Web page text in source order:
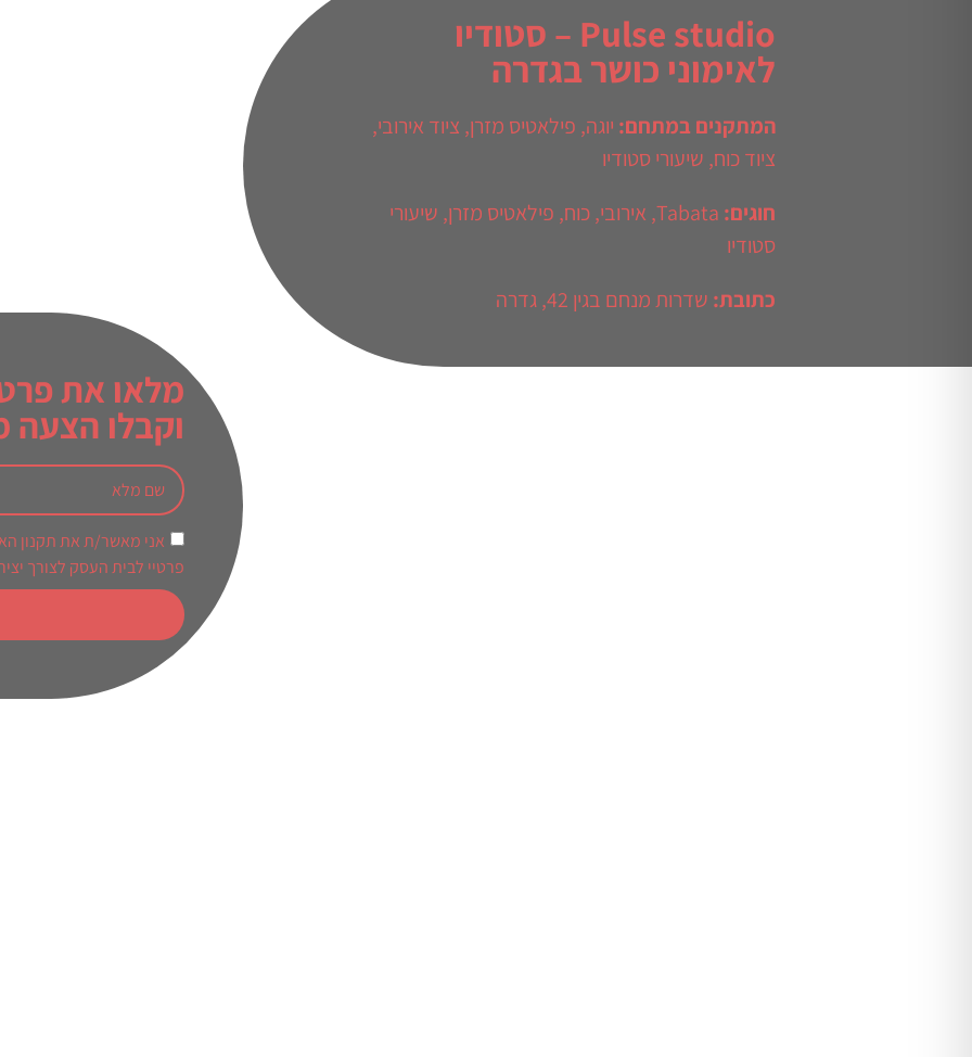
Pulse studio – סטודיו
לאימוני כושר בגדרה
המתקנים במתחם: יוגה, פילאטיס מזרן, ציוד אירובי,
ציוד כוח, שיעורי סטודיו
חוגים: Tabata
, אירובי,כוח, פילאטיס מזרן, שיעורי
סטודיו
כתובת: שדרות מנחם בגין 42, גדרה
מלאו את
וקבלו
אני מאשר/ת את תקנון
פרטיי לבית העסק לצורך